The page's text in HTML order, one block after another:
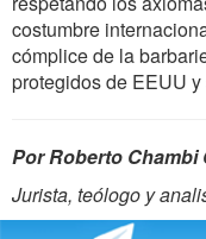
costumbre
cómplice de la
protegidos de EEUU
Por Roberto Chambi
Jurista, teólogo y